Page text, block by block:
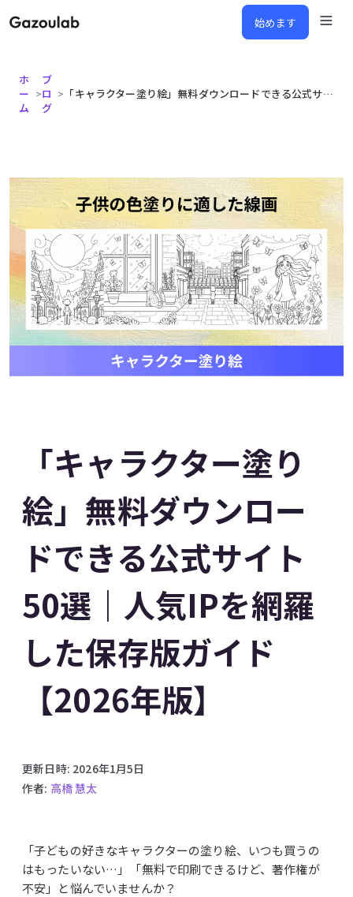
始めます
ホ
ー
ム
>
ブ
ロ
グ
> 「キャラクター塗り絵」無料ダウンロードできる公式サイト50選｜人気IPを網羅した保存版ガイド【2026年版】
「キャラクター塗り
絵」無料ダウンロー
ドできる公式サイト
50選｜人気IPを網羅
した保存版ガイド
【2026年版】
更新日時: 2026年1月5日
作者: 高橋 慧太
「子どもの好きなキャラクターの塗り絵、いつも買うの
はもったいない…」「無料で印刷できるけど、著作権が
不安」と悩んでいませんか？